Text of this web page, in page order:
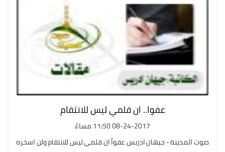
عفوا.. ان قلمي ليس للانتقام
08-24-2017 11:50 مساءً
صوت المدينة - جيهان ادريس عفواً ان قلمي ليس للانتقام ولن اسخره